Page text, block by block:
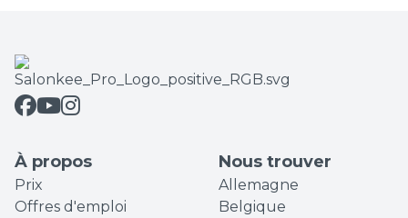
À propos
Prix
Offres d'emploi
Nous trouver
Allemagne
Belgique